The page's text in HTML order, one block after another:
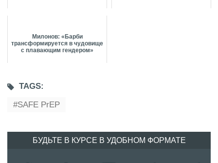
Милонов: «Барби
трансформируется в чудовище
с плавающим гендером»
TAGS:
SAFE PrEP
БУДЬТЕ В КУРСЕ В УДОБНОМ ФОРМАТЕ